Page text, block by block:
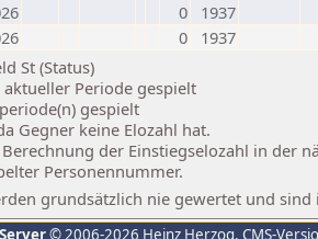
0
1937
0
1937
St (Status)
Periode gespielt
gespielt
Gegner keine Elozahl hat.
der Einstiegselozahl in der
Personennummer.
grundsätzlich nie gewertet und
© 2006-2026 Heinz Herzog, CMS-